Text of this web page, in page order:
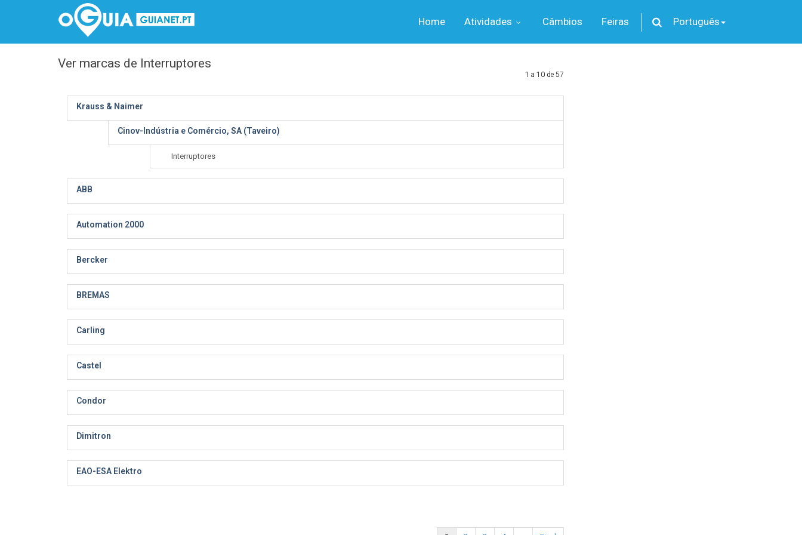
Home Atividades Câmbios Feiras Português
Ver marcas de Interruptores
1 a 10 de 57
Krauss & Naimer
Cinov-Indústria e Comércio, SA (Taveiro)
Interruptores
ABB
Automation 2000
Bercker
BREMAS
Carling
Castel
Condor
Dimitron
EAO-ESA Elektro